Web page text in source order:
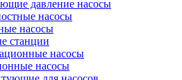
давление насосы
насосы
насосы
станции
насосы
насосы